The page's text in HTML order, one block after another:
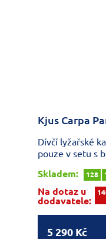
Kjus Carpa
Dívčí lyžařské
pouze v setu s
Skladem:
128
Na dotaz u
dodavatele:
5 290 Kč